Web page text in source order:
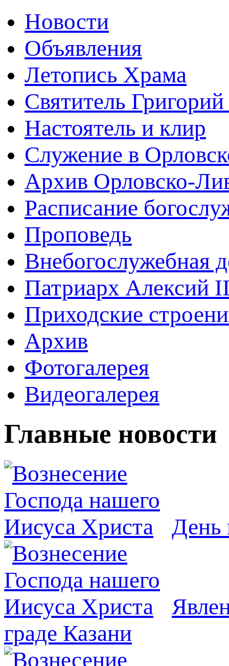
Новости
Объявления
Летопись Храма
Святитель
Настоятель и клир
Служение в
Архив Орловско-
Расписание
Проповедь
Внебогослужебная
Патриарх Алексий
Приходские
Архив
Фотогалерея
Видеогалерея
Главные новости
День
граде Казани